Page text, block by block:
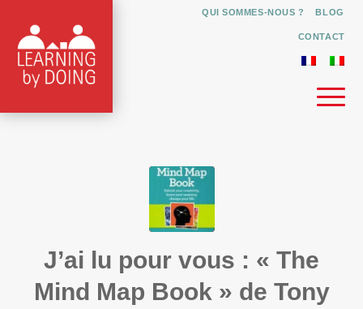
QUI SOMMES-NOUS ? BLOG
CONTACT
J’ai lu pour vous : « The
Mind Map Book » de Tony